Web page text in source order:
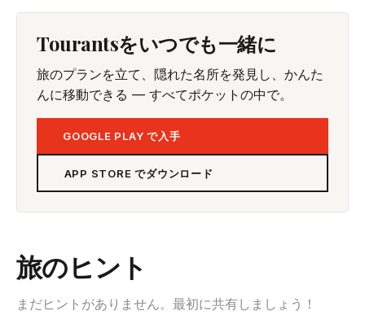
Tourantsをいつでも一緒に
旅のプランを立て、隠れた名所を発見し、かんた
んに移動できる — すべてポケットの中で。
GOOGLE PLAY で入手
APP STORE でダウンロード
旅のヒント
まだヒントがありません。最初に共有しましょう！